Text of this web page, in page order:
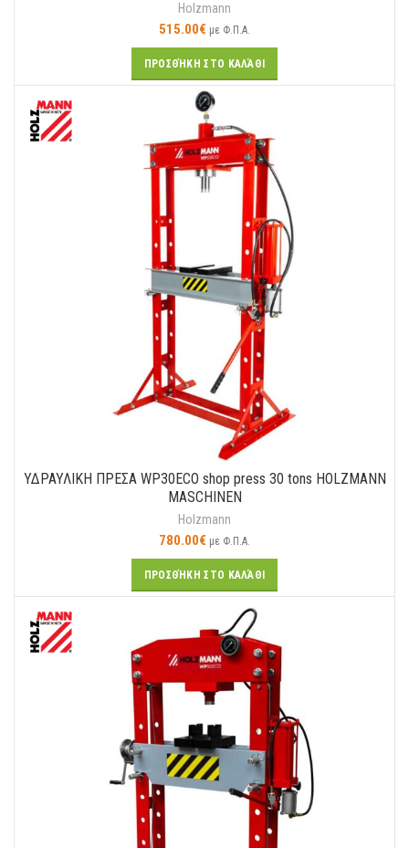
Holzmann
515.00€ με Φ.Π.Α.
ΠΡΟΣΘΉΚΗ ΣΤΟ ΚΑΛΆΘΙ
ΥΔΡΑΥΛΙΚΗ ΠΡΕΣΑ WP30ECO shop press 30 tons HOLZMANN
MASCHINEN
Holzmann
780.00€ με Φ.Π.Α.
ΠΡΟΣΘΉΚΗ ΣΤΟ ΚΑΛΆΘΙ